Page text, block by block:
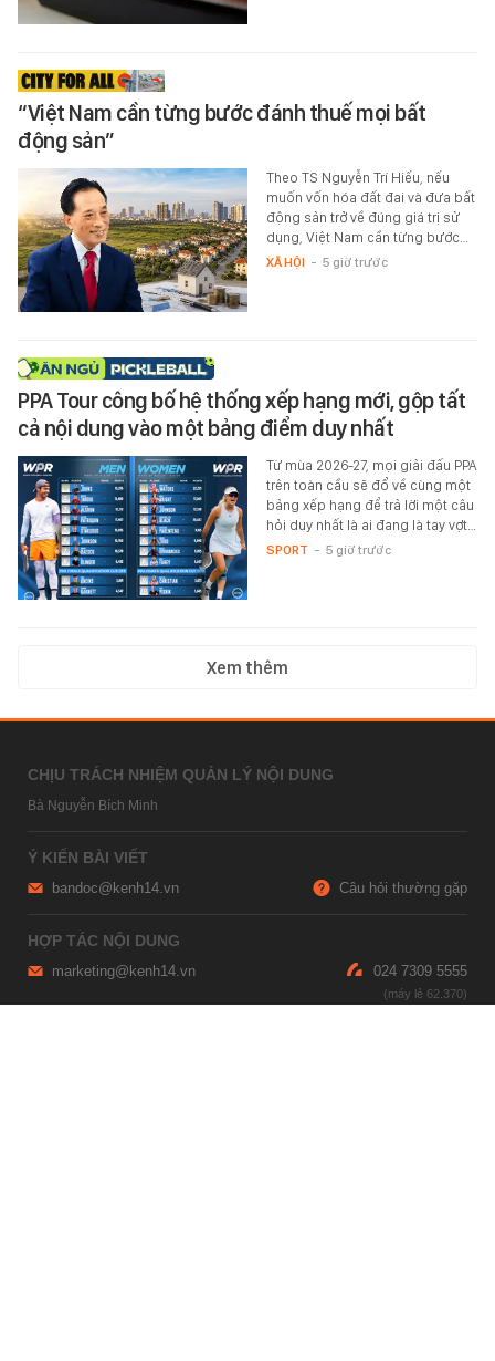
“Việt Nam cần từng bước đánh thuế mọi bất
động sản”
Theo TS Nguyễn Trí Hiếu, nếu
muốn vốn hóa đất đai và đưa bất
động sản trở về đúng giá trị sử
dụng, Việt Nam cần từng bước…
XÃ HỘI - 5 giờ trước
PPA Tour công bố hệ thống xếp hạng mới, gộp tất
cả nội dung vào một bảng điểm duy nhất
Từ mùa 2026-27, mọi giải đấu PPA
trên toàn cầu sẽ đổ về cùng một
bảng xếp hạng để trả lời một câu
hỏi duy nhất là ai đang là tay vợt…
SPORT - 5 giờ trước
Xem thêm
CHỊU TRÁCH NHIỆM QUẢN LÝ NỘI DUNG
Bà Nguyễn Bích Minh
Ý KIẾN BÀI VIẾT
bandoc@kenh14.vn Câu hỏi thường gặp
HỢP TÁC NỘI DUNG
marketing@kenh14.vn 024 7309 5555